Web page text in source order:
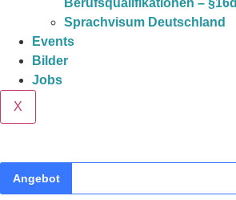
Sprachvisum Deutschland
Events
Bilder
Jobs
X
Angebot